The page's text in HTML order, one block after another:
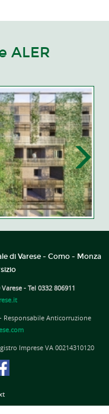
ALER
di Varese - Como - Monza
- Tel 0332 806911
Responsabile Anticorruzione
Imprese VA 00214310120